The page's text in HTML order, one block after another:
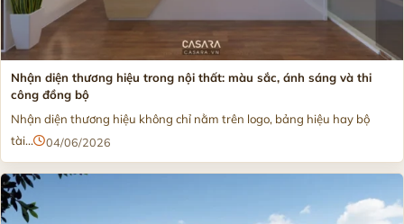
Nhận diện thương hiệu trong nội thất: màu sắc, ánh sáng và thi
công đồng bộ
Nhận diện thương hiệu không chỉ nằm trên logo, bảng hiệu hay bộ
tài...
04/06/2026